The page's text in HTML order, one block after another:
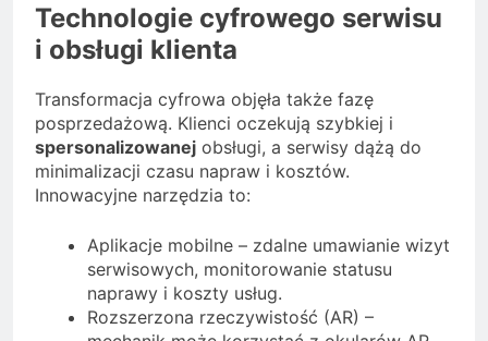
Technologie cyfrowego serwisu
i obsługi klienta
Transformacja cyfrowa objęła także fazę
posprzedażową. Klienci oczekują szybkiej i
spersonalizowanej obsługi, a serwisy dążą do
minimalizacji czasu napraw i kosztów.
Innowacyjne narzędzia to:
Aplikacje mobilne – zdalne umawianie wizyt
serwisowych, monitorowanie statusu
naprawy i koszty usług.
Rozszerzona rzeczywistość (AR) –